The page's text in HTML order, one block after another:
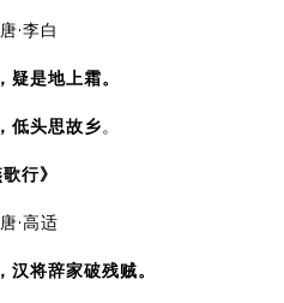
·李白
疑是地上霜。
低头思故乡。
歌行》
·高适
汉将辞家破残贼。